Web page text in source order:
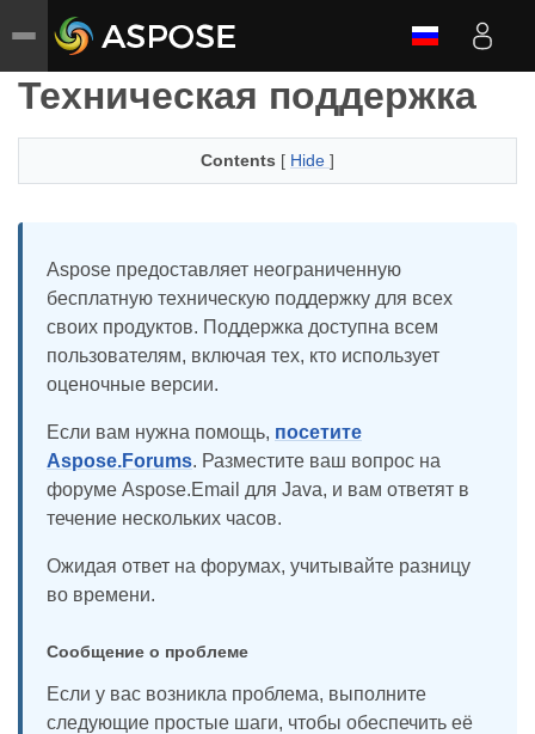
Техническая поддержка
Contents [ Hide ]
Aspose предоставляет неограниченную
бесплатную техническую поддержку для всех
своих продуктов. Поддержка доступна всем
пользователям, включая тех, кто использует
оценочные версии.
Если вам нужна помощь, посетите
Aspose.Forums. Разместите ваш вопрос на
форуме Aspose.Email для Java, и вам ответят в
течение нескольких часов.
Ожидая ответ на форумах, учитывайте разницу
во времени.
Сообщение о проблеме
Если у вас возникла проблема, выполните
следующие простые шаги, чтобы обеспечить её